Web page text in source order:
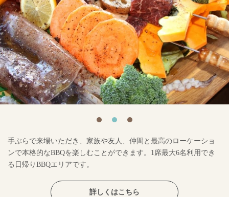
手ぶらで来場いただき、家族や友人、仲間と最高のローケーショ
ンで本格的なBBQを楽しむことができます。1席最大6名利用でき
る日帰りBBQエリアです。
詳しくはこちら